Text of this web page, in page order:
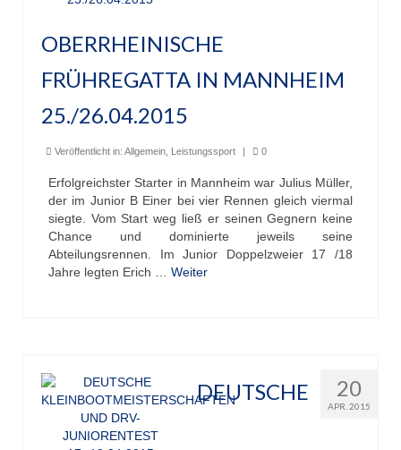
OBERRHEINISCHE
FRÜHREGATTA IN MANNHEIM
25./26.04.2015
Veröffentlicht in: Allgemein Leistungssport | 0
Erfolgreichster Starter in Mannheim war Julius Müller,
der im Junior B Einer bei vier Rennen gleich viermal
siegte. Vom Start weg ließ er seinen Gegnern keine
Chance und dominierte jeweils seine
Abteilungsrennen. Im Junior Doppelzweier 17 /18
Jahre legten Erich … Weiter
20
APR. 2015
DEUTSCHE